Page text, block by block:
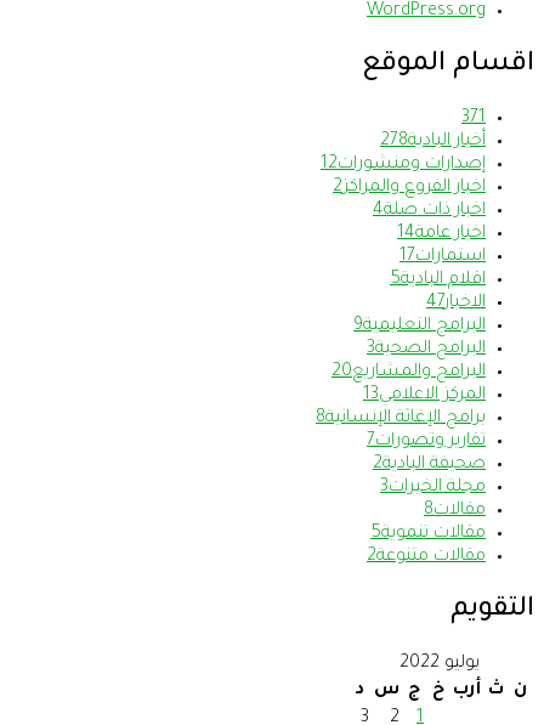
WordPress.org
اقسام الموقع
371
أخبار البادية278
إصدارات ومنشورات12
اخبار الفروع والمراكز2
اخبار ذات صلة4
اخبار عامة14
استمارات17
اقلام البادية5
الاخبار47
البرامج التعليمية9
البرامج الصحية3
البرامج والمشاريع20
المركز الاعلامي13
برامج الإغاثة الإنسانية8
تقارير وتصورات7
صحيفة البادية2
مجلة الخيرات3
مقالات8
مقالات تنموية5
مقالات متنوعة2
التقويم
يوليو 2022
ن
ث أرب خ ج س
د
1
2
3